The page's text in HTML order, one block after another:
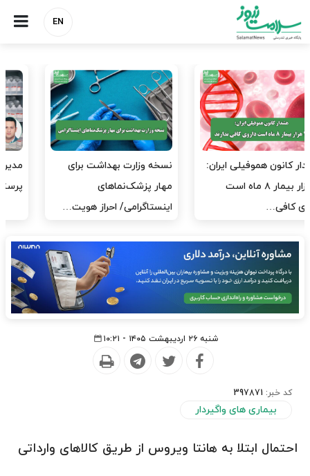
EN
مدیران پرستاری باید حامی
پرستاران باشند، نه عامل فشار
مدیریت سلامت، میدان
آزمون و خطا نیست
شنبه ۲۶ اردیبهشت ۱۴۰۵ - ۱۰:۲۱
کد خبر: 397871
بیماری های واگیردار
احتمال ابتلا به هانتا ویروس از طریق کالاهای وارداتی